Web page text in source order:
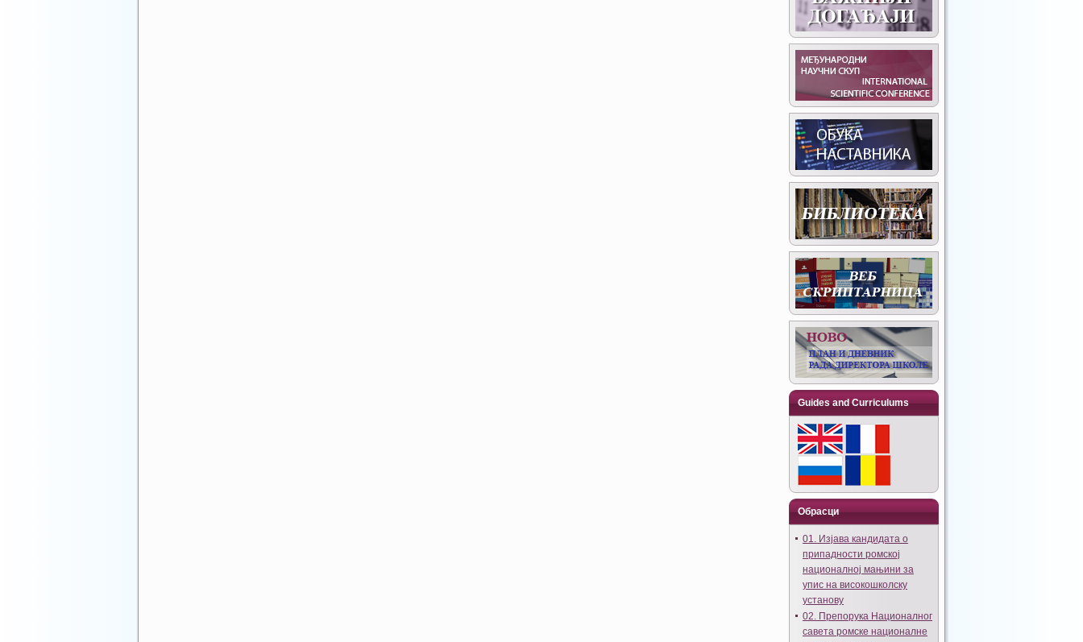
Guides and Curriculums
Обрасци
01. Изјава кандидата о
припадности ромској
националној мањини за
упис на високошколску
установу
02. Препорука Националног
савета ромске националне